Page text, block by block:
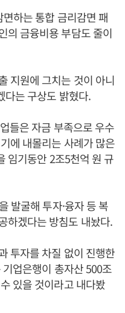
하는 통합 금리감면 패
의 금융비용 부담도 줄이
지원에 그치는 것이 아니
다는 구상도 밝혔다.
들은 자금 부족으로 우수
에 내몰리는 사례가 많은
임기동안 2조5천억 원 규
발굴해 투자·융자 등 복
하겠다는 방침도 내놨다.
투자를 차질 없이 진행한
업은행이 총자산 500조
있을 것이라고 내다봤